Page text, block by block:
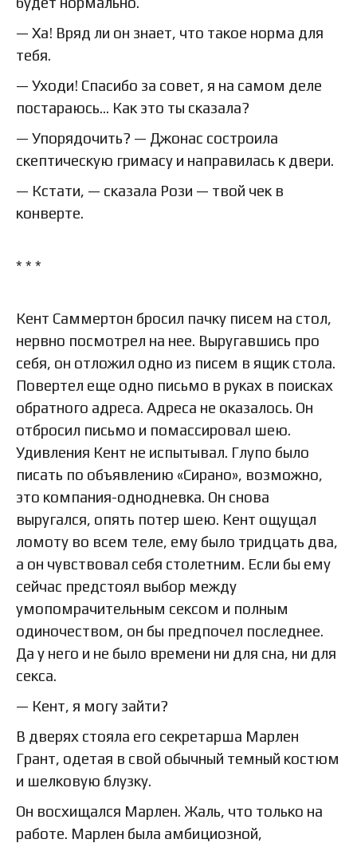
— Ха! Вряд ли он знает, что такое норма для
тебя.
— Уходи! Спасибо за совет, я на самом деле
постараюсь… Как это ты сказала?
— Упорядочить? — Джонас состроила
скептическую гримасу и направилась к двери.
— Кстати, — сказала Рози — твой чек в
конверте.
* * *
Кент Саммертон бросил пачку писем на стол,
нервно посмотрел на нее. Выругавшись про
себя, он отложил одно из писем в ящик стола.
Повертел еще одно письмо в руках в поисках
обратного адреса. Адреса не оказалось. Он
отбросил письмо и помассировал шею.
Удивления Кент не испытывал. Глупо было
писать по объявлению «Сирано», возможно,
это компания-однодневка. Он снова
выругался, опять потер шею. Кент ощущал
ломоту во всем теле, ему было тридцать два,
а он чувствовал себя столетним. Если бы ему
сейчас предстоял выбор между
умопомрачительным сексом и полным
одиночеством, он бы предпочел последнее.
Да у него и не было времени ни для сна, ни для
секса.
— Кент, я могу зайти?
В дверях стояла его секретарша Марлен
Грант, одетая в свой обычный темный костюм
и шелковую блузку.
Он восхищался Марлен. Жаль, что только на
работе. Марлен была амбициозной,